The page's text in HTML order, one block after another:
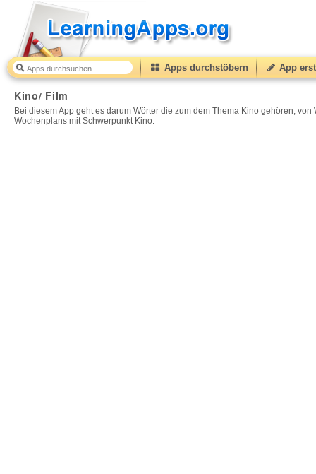
Apps durchstöbern App
Kino/ Film
Bei diesem App geht es darum Wörter die zum dem Thema Kino gehören,
Wochenplans mit Schwerpunkt Kino.
Kino/ Film 45(from10to50) based on 2 ratings.